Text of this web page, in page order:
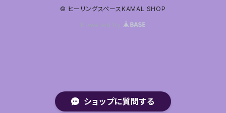
ショップに質問する
© ヒーリングスペースKAMAL SHOP
Powered by